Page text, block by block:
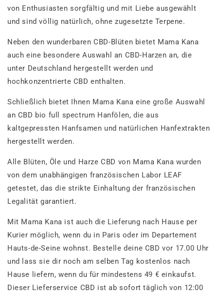
von Enthusiasten sorgfältig und mit Liebe ausgewählt
und sind völlig natürlich, ohne zugesetzte Terpene.
Neben den wunderbaren CBD-Blüten bietet Mama Kana
auch eine besondere Auswahl an CBD-Harzen an, die
unter Deutschland hergestellt werden und
hochkonzentrierte CBD enthalten.
Schließlich bietet Ihnen Mama Kana eine große Auswahl
an CBD bio full spectrum Hanfölen, die aus
kaltgepressten Hanfsamen und natürlichen Hanfextrakten
hergestellt werden.
Alle Blüten, Öle und Harze CBD von Mama Kana wurden
von dem unabhängigen französischen Labor LEAF
getestet, das die strikte Einhaltung der französischen
Legalität garantiert.
Mit Mama Kana ist auch die Lieferung nach Hause per
Kurier möglich, wenn du in Paris oder im Departement
Hauts-de-Seine wohnst. Bestelle deine CBD vor 17.00 Uhr
und lass sie dir noch am selben Tag kostenlos nach
Hause liefern, wenn du für mindestens 49 € einkaufst.
Dieser Lieferservice CBD ist ab sofort täglich von 12:00